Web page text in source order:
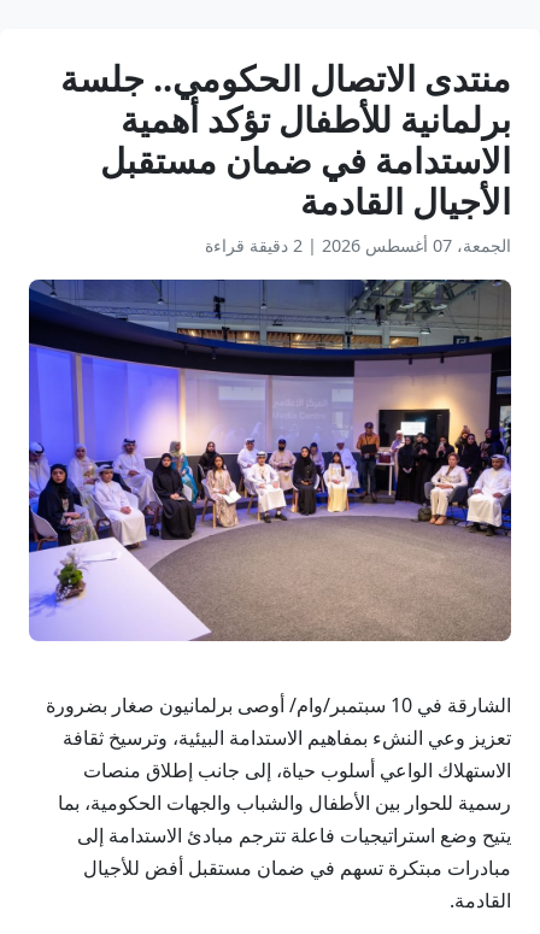
منتدى الاتصال الحكومي.. جلسة
برلمانية للأطفال تؤكد أهمية
الاستدامة في ضمان مستقبل
الأجيال القادمة
الجمعة، 07 أغسطس 2026 | 2 دقيقة قراءة
الشارقة في 10 سبتمبر/وام/ أوصى برلمانيون صغار بضرورة
تعزيز وعي النشء بمفاهيم الاستدامة البيئية، وترسيخ ثقافة
الاستهلاك الواعي أسلوب حياة، إلى جانب إطلاق منصات
رسمية للحوار بين الأطفال والشباب والجهات الحكومية، بما
يتيح وضع استراتيجيات فاعلة تترجم مبادئ الاستدامة إلى
مبادرات مبتكرة تسهم في ضمان مستقبل أفض للأجيال
القادمة.